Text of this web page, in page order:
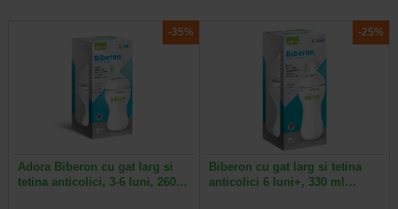
-35%
Adora Biberon cu gat larg si
tetina anticolici, 3-6 luni, 260…
-25%
Biberon cu gat larg si tetina
anticolici 6 luni+, 330 ml…